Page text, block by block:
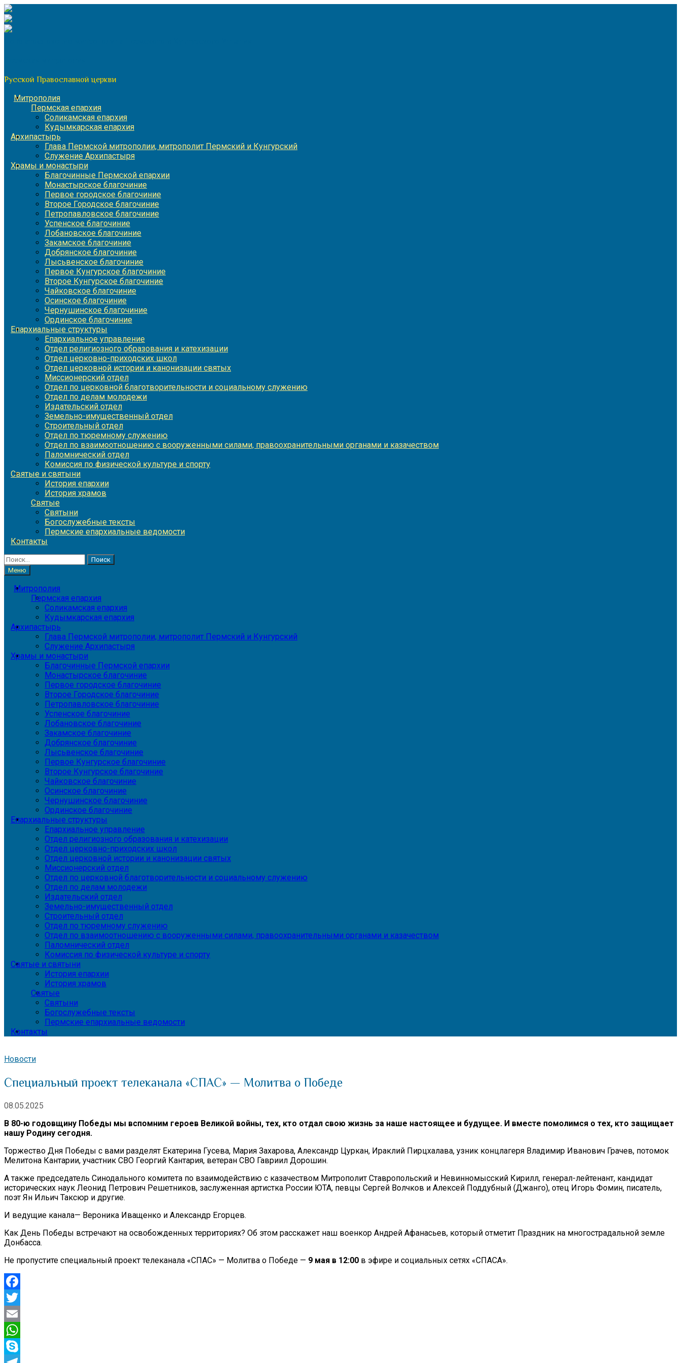
Перейти
к
содержимому
Русской Православной церкви
Митрополия
Пермская епархия
Соликамская епархия
Кудымкарская епархия
Архипастырь
Глава Пермской митрополии, митрополит Пермский и Кунгурский
Служение Архипастыря
Храмы и монастыри
Благочинные Пермской епархии
Монастырское благочиние
Первое городское благочиние
Второе Городское благочиние
Петропавловское благочиние
Успенское благочиние
Лобановское благочиние
Закамское благочиние
Добрянское благочиние
Лысьвенское благочиние
Первое Кунгурское благочиние
Второе Кунгурское благочиние
Чайковское благочиние
Осинское благочиние
Чернушинское благочиние
Ординское благочиние
Епархиальные структуры
Епархиальное управление
Отдел религиозного образования и катехизации
Отдел церковно-приходских школ
Отдел церковной истории и канонизации святых
Миссионерский отдел
Отдел по церковной благотворительности и социальному служению
Отдел по делам молодежи
Издательский отдел
Земельно-имущественный отдел
Строительный отдел
Отдел по тюремному служению
Отдел по взаимоотношению с вооруженными силами, правоохранительными органами и казачеством
Паломнический отдел
Комиссия по физической культуре и спорту
Святые и святыни
История епархии
История храмов
Святые
Святыни
Богослужебные тексты
Пермские епархиальные ведомости
Контакты
Найти:
Меню
Митрополия
Пермская епархия
Соликамская епархия
Кудымкарская епархия
Архипастырь
Глава Пермской митрополии, митрополит Пермский и Кунгурский
Служение Архипастыря
Храмы и монастыри
Благочинные Пермской епархии
Монастырское благочиние
Первое городское благочиние
Второе Городское благочиние
Петропавловское благочиние
Успенское благочиние
Лобановское благочиние
Закамское благочиние
Добрянское благочиние
Лысьвенское благочиние
Первое Кунгурское благочиние
Второе Кунгурское благочиние
Чайковское благочиние
Осинское благочиние
Чернушинское благочиние
Ординское благочиние
Епархиальные структуры
Епархиальное управление
Отдел религиозного образования и катехизации
Отдел церковно-приходских школ
Отдел церковной истории и канонизации святых
Миссионерский отдел
Отдел по церковной благотворительности и социальному служению
Отдел по делам молодежи
Издательский отдел
Земельно-имущественный отдел
Строительный отдел
Отдел по тюремному служению
Отдел по взаимоотношению с вооруженными силами, правоохранительными органами и казачеством
Паломнический отдел
Комиссия по физической культуре и спорту
Святые и святыни
История епархии
История храмов
Святые
Святыни
Богослужебные тексты
Пермские епархиальные ведомости
Контакты
Новости
Специальный проект телеканала «СПАС» — Молитва о Победе
08.05.2025
В 80-ю годовщину Победы мы вспомним героев Великой войны, тех, кто отдал свою жизнь за наше настоящее и будущее. И вместе помолимся о тех, кто защищает
нашу Родину сегодня.
Торжество Дня Победы с вами разделят Екатерина Гусева, Мария Захарова, Александр Цуркан, Ираклий Пирцхалава, узник концлагеря Владимир Иванович Грачев, потомок
Мелитона Кантарии, участник СВО Георгий Кантария, ветеран СВО Гавриил Дорошин.
А также председатель Синодального комитета по взаимодействию с казачеством Митрополит Ставропольский и Невинномысский Кирилл, генерал-лейтенант, кандидат
исторических наук Леонид Петрович Решетников, заслуженная артистка России ЮТА, певцы Сергей Волчков и Алексей Поддубный (Джанго), отец Игорь Фомин, писатель,
поэт Ян Ильич Таксюр и другие.
И ведущие канала— Вероника Иващенко и Александр Егорцев.
Как День Победы встречают на освобожденных территориях? Об этом расскажет наш военкор Андрей Афанасьев, который отметит Праздник на многострадальной земле
Донбасса.
Не пропустите специальный проект телеканала «СПАС» — Молитва о Победе — 9 мая в 12:00 в эфире и социальных сетях «СПАСА».
Facebook
Twitter
Email
WhatsApp